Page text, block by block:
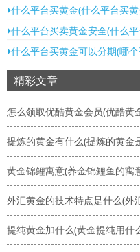
什么平台买黄金(什么平台买
什么平台买卖黄金安全(什么
什么平台买黄金可以分期(哪
精彩文章
怎么领取优酷黄金会员(优酷黄
提炼的黄金有什么(提炼的黄金
黄金锦鲤寓意(养金锦鲤鱼的寓
外汇黄金的技术特点是什么(外
提纯黄金加什么(黄金提纯用什